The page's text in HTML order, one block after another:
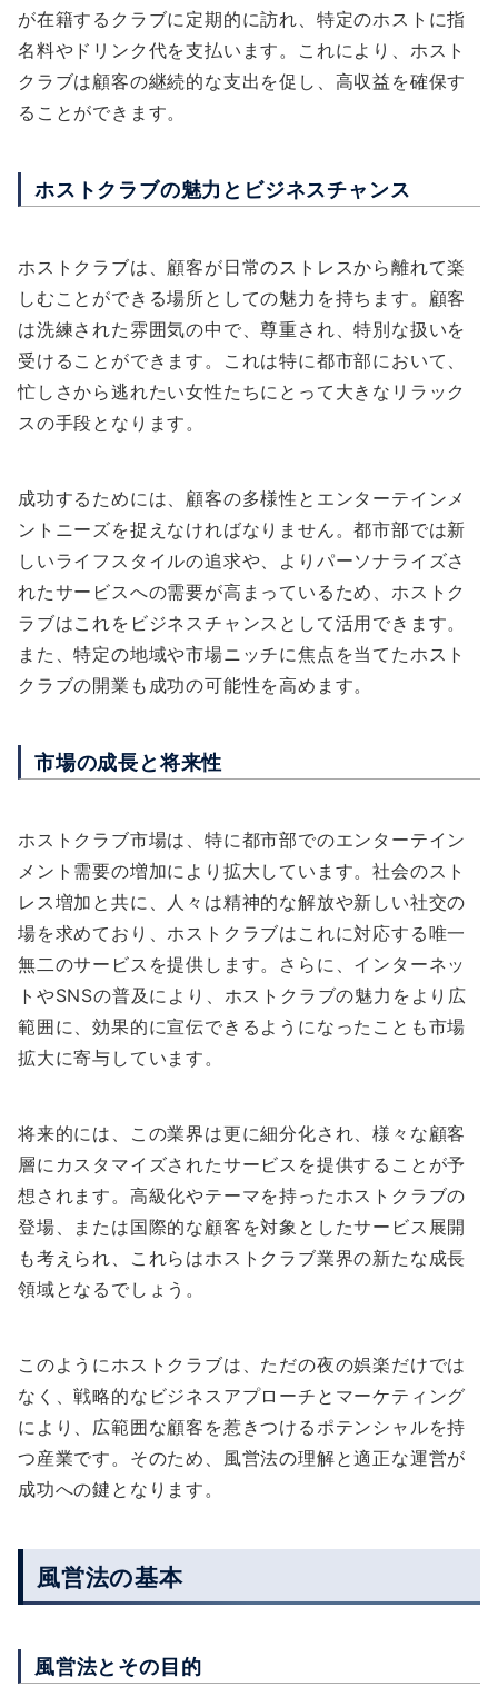
が在籍するクラブに定期的に訪れ、特定のホストに指
名料やドリンク代を支払います。これにより、ホスト
クラブは顧客の継続的な支出を促し、高収益を確保す
ることができます。
ホストクラブの魅力とビジネスチャンス
ホストクラブは、顧客が日常のストレスから離れて楽
しむことができる場所としての魅力を持ちます。顧客
は洗練された雰囲気の中で、尊重され、特別な扱いを
受けることができます。これは特に都市部において、
忙しさから逃れたい女性たちにとって大きなリラック
スの手段となります。
成功するためには、顧客の多様性とエンターテインメ
ントニーズを捉えなければなりません。都市部では新
しいライフスタイルの追求や、よりパーソナライズさ
れたサービスへの需要が高まっているため、ホストク
ラブはこれをビジネスチャンスとして活用できます。
また、特定の地域や市場ニッチに焦点を当てたホスト
クラブの開業も成功の可能性を高めます。
市場の成長と将来性
ホストクラブ市場は、特に都市部でのエンターテイン
メント需要の増加により拡大しています。社会のスト
レス増加と共に、人々は精神的な解放や新しい社交の
場を求めており、ホストクラブはこれに対応する唯一
無二のサービスを提供します。さらに、インターネッ
トやSNSの普及により、ホストクラブの魅力をより広
範囲に、効果的に宣伝できるようになったことも市場
拡大に寄与しています。
将来的には、この業界は更に細分化され、様々な顧客
層にカスタマイズされたサービスを提供することが予
想されます。高級化やテーマを持ったホストクラブの
登場、または国際的な顧客を対象としたサービス展開
も考えられ、これらはホストクラブ業界の新たな成長
領域となるでしょう。
このようにホストクラブは、ただの夜の娯楽だけでは
なく、戦略的なビジネスアプローチとマーケティング
により、広範囲な顧客を惹きつけるポテンシャルを持
つ産業です。そのため、風営法の理解と適正な運営が
成功への鍵となります。
風営法の基本
風営法とその目的